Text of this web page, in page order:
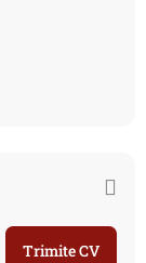
Trimite CV